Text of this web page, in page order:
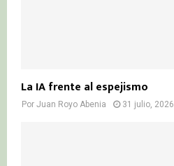
La IA frente al espejismo
Por Juan Royo Abenia 31 julio, 2026